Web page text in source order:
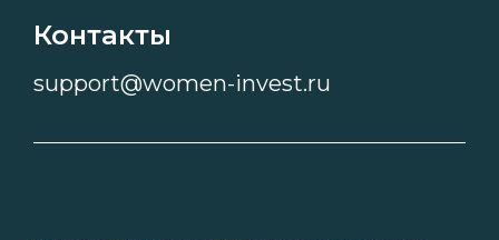
Контакты
support@women-invest.ru